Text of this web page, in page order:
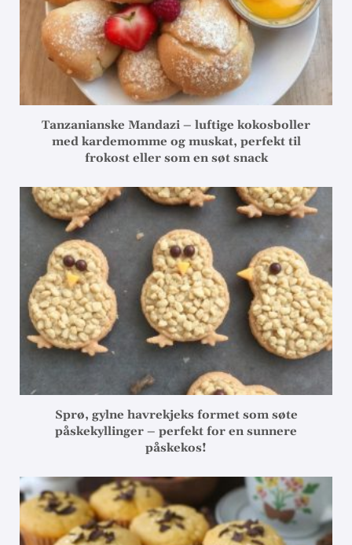
Tanzanianske Mandazi – luftige kokosboller
med kardemomme og muskat, perfekt til
frokost eller som en søt snack
Sprø, gylne havrekjeks formet som søte
påskekyllinger – perfekt for en sunnere
påskekos!